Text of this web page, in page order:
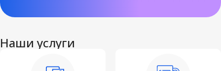
Наши услуги